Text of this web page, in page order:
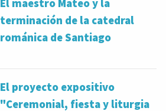
El maestro Mateo y la
terminación de la catedral
románica de Santiago
El proyecto expositivo
"Ceremonial, fiesta y liturgia